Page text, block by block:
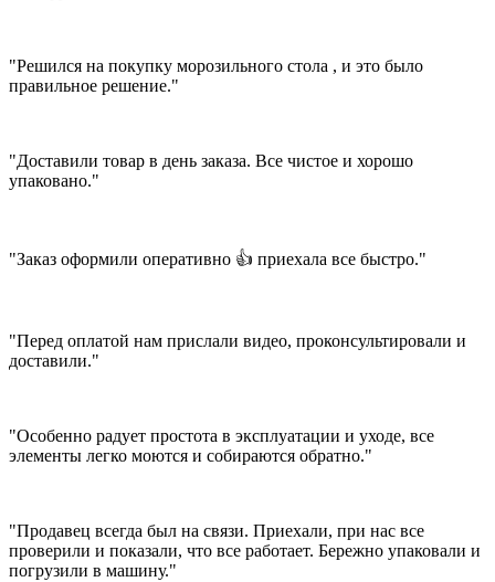
"Решился на покупку морозильного стола , и это было
правильное решение."
"Доставили товар в день заказа. Все чистое и хорошо
упаковано."
"Заказ оформили оперативно 👍 приехала все быстро."
"Перед оплатой нам прислали видео, проконсультировали и
доставили."
"Особенно радует простота в эксплуатации и уходе, все
элементы легко моются и собираются обратно."
"Продавец всегда был на связи. Приехали, при нас все
проверили и показали, что все работает. Бережно упаковали и
погрузили в машину."